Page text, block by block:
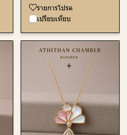
รายการโปรด
เปรียบเทียบ